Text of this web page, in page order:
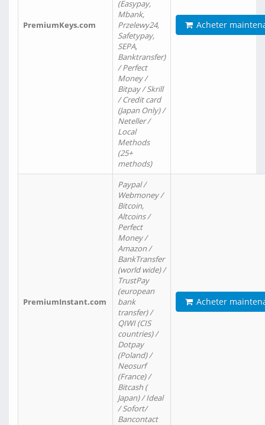
PremiumKeys.com
(Easypay,
Mbank,
Przelewy24,
Safetypay,
SEPA,
Banktransfer)
/ Perfect
Money /
Bitpay / Skrill
/ Credit card
(Japan Only) /
Neteller /
Local
Methods
(25+
methods)
Acheter
PremiumInstant.com
Paypal /
Webmoney /
Bitcoin,
Altcoins /
Perfect
Money /
Amazon /
BankTransfer
(world wide) /
TrustPay
(european
bank
transfer) /
QIWI (CIS
countries) /
Dotpay
(Poland) /
Neosurf
(France) /
Bitcash (
Japan) / Ideal
/ Sofort/
Bancontact
Acheter